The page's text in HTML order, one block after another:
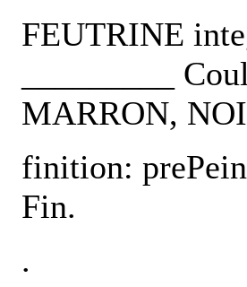
FEUTRINE
_________
MARRON,
finition:
Fin.
.